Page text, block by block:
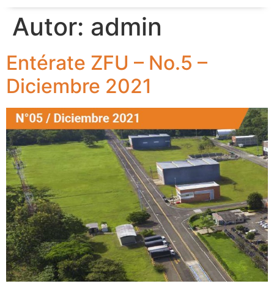
Autor: admin
Entérate ZFU – No.5 –
Diciembre 2021